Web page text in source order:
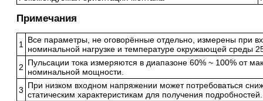
Примечания
1
Все параметры, не оговорённые отдельно, измерены при
номинальной нагрузке и температуре окружающей среды
2 Пульсации тока измеряются в диапазоне 60% ~ 100% от
номинальной мощности.
3 При низком входном напряжении может потребоваться
статическим характеристикам для получения подробностей.